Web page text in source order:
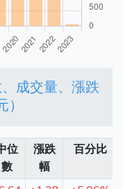
成交量、漲跌
位
數
漲跌
幅
百分比